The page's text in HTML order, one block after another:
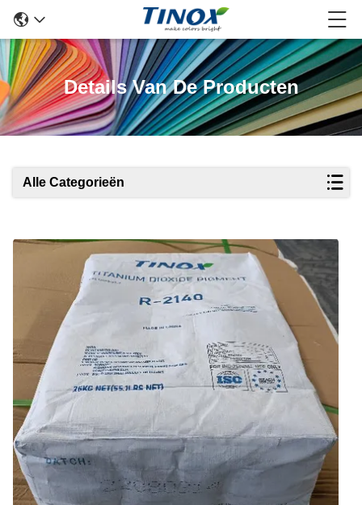
Details Van De Producten
Alle Categorieën